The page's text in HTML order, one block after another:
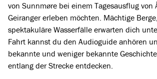
von Sunnmøre bei einem Tagesausflug von
Geiranger erleben möchten. Mächtige
spektakuläre Wasserfälle erwarten dich
Fahrt kannst du den Audioguide anhören
bekannte und weniger bekannte
entlang der Strecke entdecken.